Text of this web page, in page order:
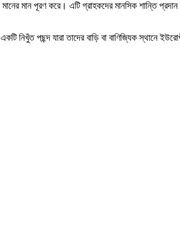
মান পূরণ করে। এটি গ্রাহকদের মানসিক শান্তি প্রদান
পছন্দ যারা তাদের বাড়ি বা বাণিজ্যিক স্থানে